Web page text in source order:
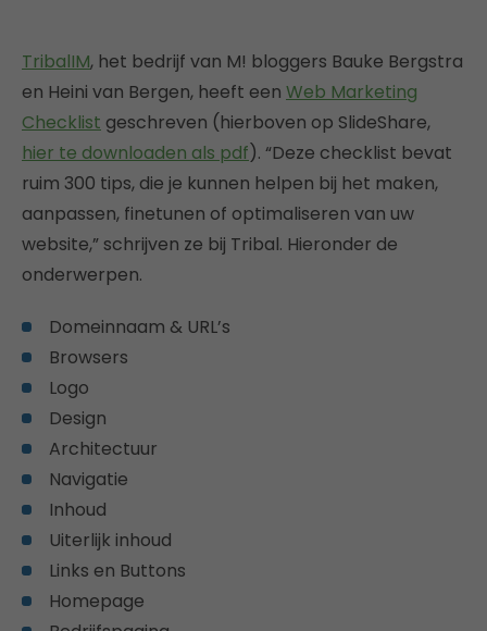
TribalIM, het bedrijf van M! bloggers Bauke Bergstra
en Heini van Bergen, heeft een Web Marketing
Checklist geschreven (hierboven op SlideShare,
hier te downloaden als pdf). “Deze checklist bevat
ruim 300 tips, die je kunnen helpen bij het maken,
aanpassen, finetunen of optimaliseren van uw
website,” schrijven ze bij Tribal. Hieronder de
onderwerpen.
Domeinnaam & URL’s
Browsers
Logo
Design
Architectuur
Navigatie
Inhoud
Uiterlijk inhoud
Links en Buttons
Homepage